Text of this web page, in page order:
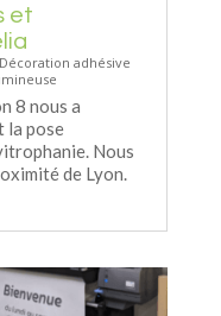
et
Décoration adhésive
8 nous a
la pose
Nous
de Lyon.